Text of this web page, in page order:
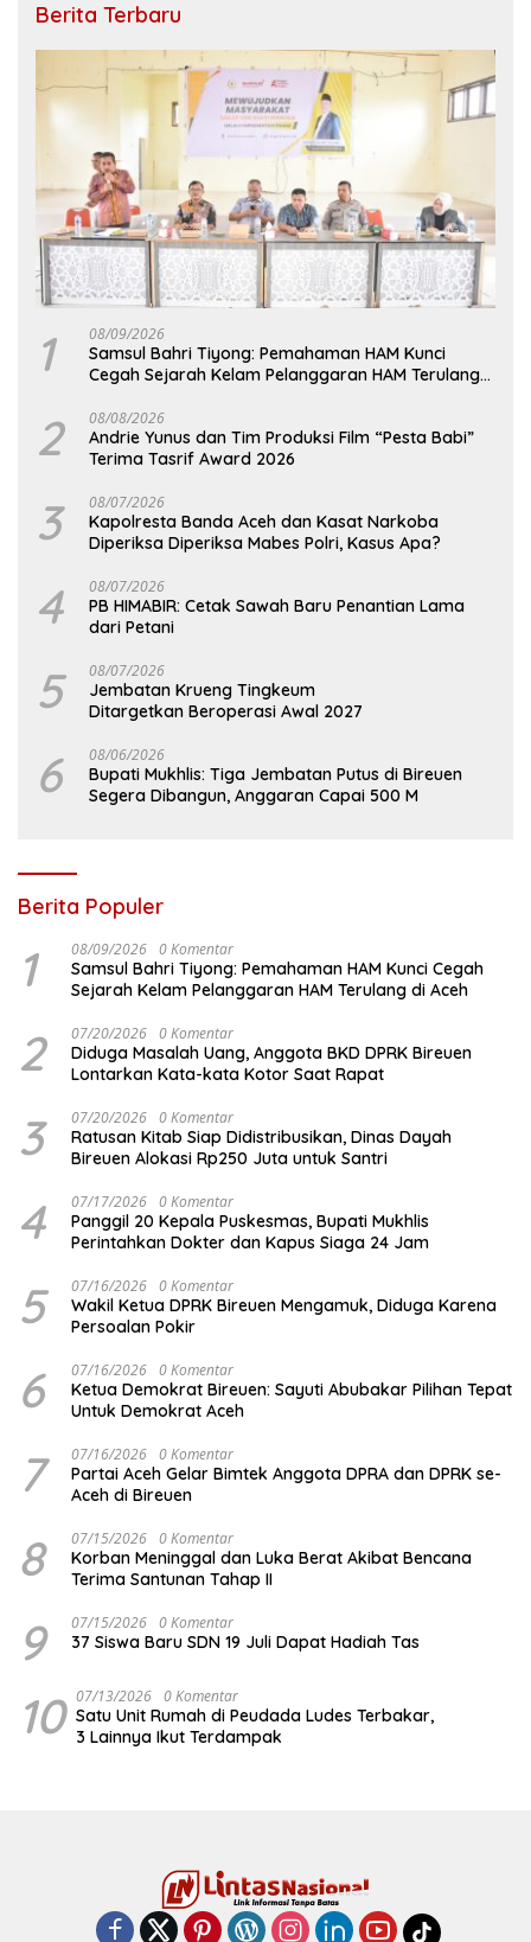
Berita Terbaru
1 08/09/2026
Samsul Bahri Tiyong: Pemahaman HAM Kunci
Cegah Sejarah Kelam Pelanggaran HAM Terulang
2 08/08/2026
Andrie Yunus dan Tim Produksi Film “Pesta Babi”
Terima Tasrif Award 2026
3 08/07/2026
Kapolresta Banda Aceh dan Kasat Narkoba
Diperiksa Diperiksa Mabes Polri, Kasus Apa?
4 08/07/2026
PB HIMABIR: Cetak Sawah Baru Penantian Lama
dari Petani
5 08/07/2026
Jembatan Krueng Tingkeum
Ditargetkan Beroperasi Awal 2027
6 08/06/2026
Bupati Mukhlis: Tiga Jembatan Putus di Bireuen
Segera Dibangun, Anggaran Capai 500 M
Berita Populer
1 08/09/2026 0 Komentar
Samsul Bahri Tiyong: Pemahaman HAM Kunci Cegah
Sejarah Kelam Pelanggaran HAM Terulang di Aceh
2 07/20/2026 0 Komentar
Diduga Masalah Uang, Anggota BKD DPRK Bireuen
Lontarkan Kata-kata Kotor Saat Rapat
3 07/20/2026 0 Komentar
Ratusan Kitab Siap Didistribusikan, Dinas Dayah
Bireuen Alokasi Rp250 Juta untuk Santri
4 07/17/2026 0 Komentar
Panggil 20 Kepala Puskesmas, Bupati Mukhlis
Perintahkan Dokter dan Kapus Siaga 24 Jam
5 07/16/2026 0 Komentar
Wakil Ketua DPRK Bireuen Mengamuk, Diduga Karena
Persoalan Pokir
6 07/16/2026 0 Komentar
Ketua Demokrat Bireuen: Sayuti Abubakar Pilihan Tepat
Untuk Demokrat Aceh
7 07/16/2026 0 Komentar
Partai Aceh Gelar Bimtek Anggota DPRA dan DPRK se-
Aceh di Bireuen
8 07/15/2026 0 Komentar
Korban Meninggal dan Luka Berat Akibat Bencana
Terima Santunan Tahap II
9 07/15/2026 0 Komentar
37 Siswa Baru SDN 19 Juli Dapat Hadiah Tas
10 07/13/2026 0 Komentar
Satu Unit Rumah di Peudada Ludes Terbakar,
3 Lainnya Ikut Terdampak